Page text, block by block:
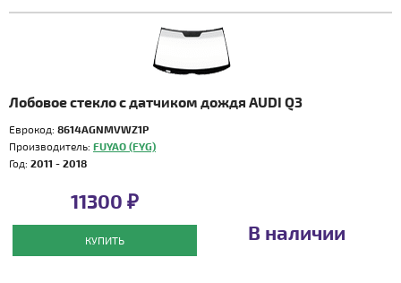
Лобовое стекло с датчиком дождя AUDI Q3
Еврокод: 8614AGNMVWZ1P
Производитель: FUYAO (FYG)
Год: 2011 - 2018
11300 ₽
КУПИТЬ В наличии